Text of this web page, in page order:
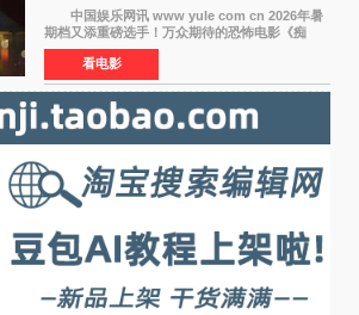
中国娱乐网讯 www yule com cn 2026年暑
期档又添重磅选手！万众期待的恐怖电影《痴
迷》今日正式官宣定档，将于7月24日登陆内地各
大院线。这部被业内专家誉为新世代爆款恐怖电
影的作品，将为
看电影